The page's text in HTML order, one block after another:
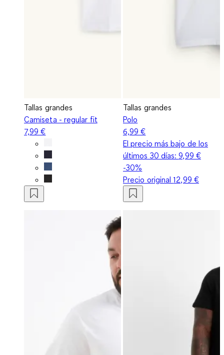
Tallas grandes
Camiseta - regular fit
7,99 €
Tallas grandes
Polo
6,99 €
El precio más bajo de los
últimos 30 días:9,99 €
-30%
Precio original12,99 €